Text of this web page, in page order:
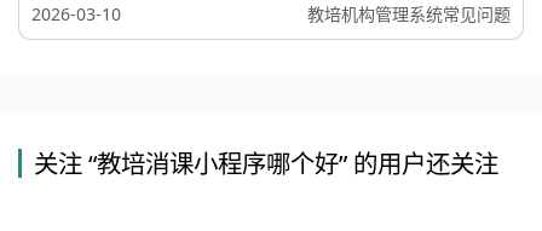
2026-03-10
教培机构管理系统常见问题
关注 “教培消课小程序哪个好” 的用户还关注